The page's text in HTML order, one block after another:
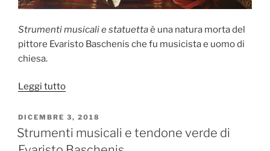
Strumenti musicali e statuettaè una natura morta del
pittore Evaristo Baschenis che fu musicista e uomo di
chiesa.
Leggi tutto“Strumenti
e
statuetta
di
PUBBLICATO
IL
DICEMBRE 3, 2018
Strumenti musicali e tendone verde di